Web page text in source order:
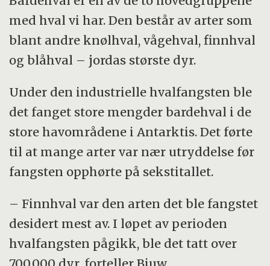
med hval vi har. Den består av arter som
blant andre knølhval, vågehval, finnhval
og blåhval – jordas største dyr.
Under den industrielle hvalfangsten ble
det fanget store mengder bardehval i de
store havområdene i Antarktis. Det førte
til at mange arter var nær utryddelse før
fangsten opphørte på sekstitallet.
– Finnhval var den arten det ble fangstet
desidert mest av. I løpet av perioden
hvalfangsten pågikk, ble det tatt over